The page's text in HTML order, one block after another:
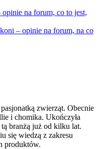
na forum, co to jest,
– opinie na forum, na co
zwierząt. Obecnie
i chomika. Ukończyła
branżą już od kilku lat.
się wiedzą z zakresu
produktów.